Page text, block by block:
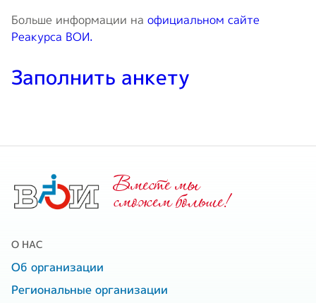
Больше информации на официальном сайте
Реакурса ВОИ.
Заполнить анкету
Вместе мы
cможем больше!
О НАС
Об организации
Региональные организации